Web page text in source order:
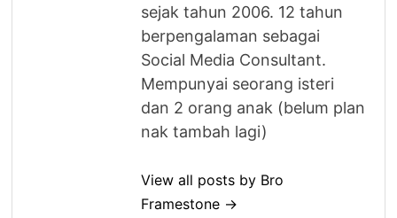
sejak tahun 2006. 12 tahun
berpengalaman sebagai
Social Media Consultant.
Mempunyai seorang isteri
dan 2 orang anak (belum plan
nak tambah lagi)
View all posts by Bro
Framestone →